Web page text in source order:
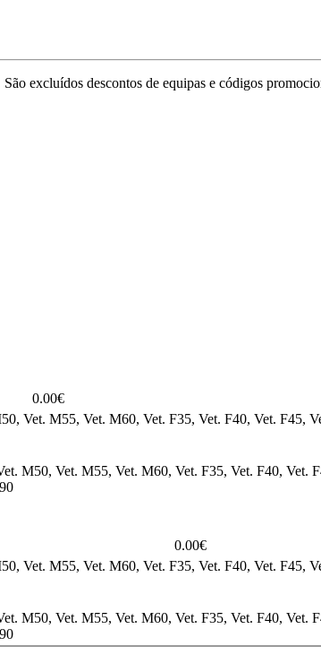
São excluídos descontos de equipas e códigos
0.00€
Vet. M55, Vet. M60, Vet. F35, Vet. F40, Vet. F45,
M50, Vet. M55, Vet. M60, Vet. F35, Vet. F40, Vet.
0.00€
Vet. M55, Vet. M60, Vet. F35, Vet. F40, Vet. F45,
M50, Vet. M55, Vet. M60, Vet. F35, Vet. F40, Vet.